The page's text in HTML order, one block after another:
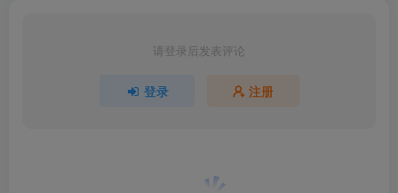
请登录后发表评论
登录 注册